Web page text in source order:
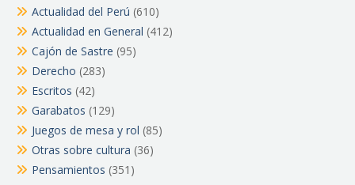
Actualidad del Perú (610)
Actualidad en General (412)
Cajón de Sastre (95)
Derecho (283)
Escritos (42)
Garabatos (129)
Juegos de mesa y rol (85)
Otras sobre cultura (36)
Pensamientos (351)